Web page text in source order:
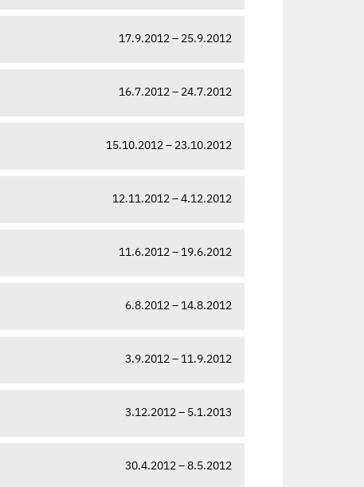
17.9.2012 – 25.9.2012
16.7.2012 – 24.7.2012
15.10.2012 – 23.10.2012
12.11.2012 – 4.12.2012
11.6.2012 – 19.6.2012
6.8.2012 – 14.8.2012
3.9.2012 – 11.9.2012
3.12.2012 – 5.1.2013
30.4.2012 – 8.5.2012